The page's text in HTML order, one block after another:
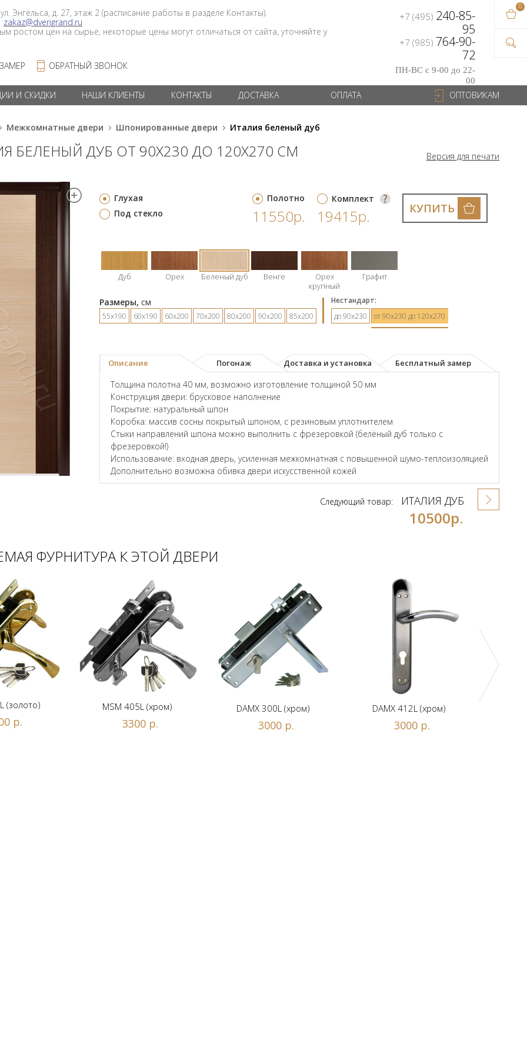
Энгельса, д. 27, этаж 2 (расписание работы в разделе Контакты).
zakaz@dverigrand.ru
ростом цен на сырье, некоторые цены могут отличаться от сайта, уточняйте у
ОБРАТНЫЙ ЗВОНОК
+7 (495) 240-85-
95
+7 (985) 764-90-
72
ПН-ВС с 9-00 до 22-
00
И СКИДКИ НАШИ КЛИЕНТЫ КОНТАКТЫ ДОСТАВКА ОПЛАТА ОПТОВИКАМ
Межкомнатные двери Шпонированные двери Италия беленый дуб
Версия для печати
БЕЛЕНЫЙ ДУБ ОТ 90Х230 ДО 120Х270 СМ
Глухая
Под стекло
КУПИТЬ
Полотно
11550р.
Комплект
19415р.
Дуб Орех Беленый дуб Венге
Орех
крупный
Графит
Размеры, см
55х190 60х190 60х200 70х200 80х200 90х200 85х200
Hестандарт:
до 90х230
от 90х230 до 120х270
Описание Погонаж Доставка и установка Бесплатный замер
Толщина полотна 40 мм, возможно изготовление толщиной 50 мм
Конструкция двери: брусковое наполнение
Покрытие: натуральный шпон
Коробка: массив сосны покрытый шпоном, с резиновым уплотнителем
Стыки направлений шпона можно выполнить с фрезеровкой (белёный дуб только с
фрезеровкой!)
Использование: входная дверь, усиленная межкомнатная с повышенной шумо-теплоизоляцией
Дополнительно возможна обивка двери искусственной кожей
Следующий товар: ИТАЛИЯ ДУБ
10500р.
ФУРНИТУРА К ЭТОЙ ДВЕРИ
(золото)
р.
MSM 405L (хром)
3300 р.
DAMX 300L (хром)
3000 р.
DAMX 412L (хром)
3000 р.
0
В
на